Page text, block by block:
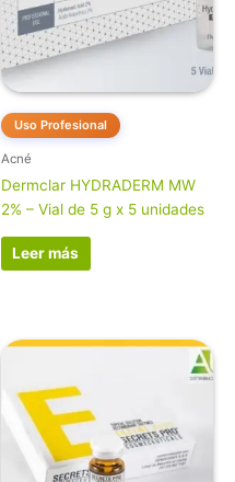
Uso Profesional
Acné
Dermclar HYDRADERM MW
2% – Vial de 5 g x 5 unidades
Leer más